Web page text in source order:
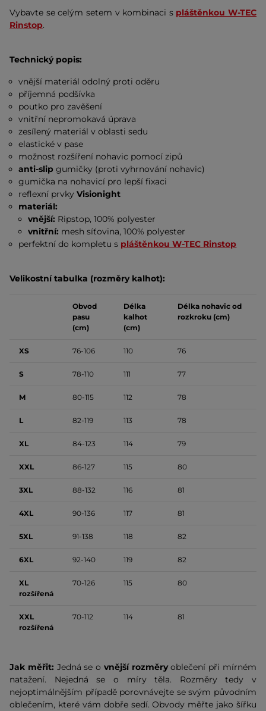
Vybavte se celým setem v kombinaci s pláštěnkou W-TEC
Rinstop.
Technický popis:
vnější materiál odolný proti oděru
příjemná podšívka
poutko pro zavěšení
vnitřní nepromokavá úprava
zesílený materiál v oblasti sedu
elastické v pase
možnost rozšíření nohavic pomocí zipů
anti-slip gumičky (proti vyhrnování nohavic)
gumička na nohavicí pro lepší fixaci
reflexní prvkyVisionight
materiál:
vnější: Ripstop, 100% polyester
vnitřní: mesh síťovina, 100% polyester
perfektní do kompletu s pláštěnkou W-TEC Rinstop
Velikostní tabulka (rozměry kalhot):
Obvod
pasu
(cm)
Délka
kalhot
(cm)
Délka nohavic od
rozkroku (cm)
XS 76-106 110 76
S 78-110 111 77
M 80-115 112 78
L 82-119 113 78
XL 84-123 114 79
XXL 86-127 115 80
3XL 88-132 116 81
4XL 90-136 117 81
5XL 91-138 118 82
6XL 92-140 119 82
XL
rozšířená
70-126 115 80
XXL
rozšířená
70-112 114 81
Jak měřit: Jedná se o vnější rozměryoblečení při mírném
natažení. Nejedná se o míry těla. Rozměry tedy v
nejoptimálnějším případě porovnávejte se svým původním
oblečením, které vám dobře sedí. Obvody měřte jako šířku